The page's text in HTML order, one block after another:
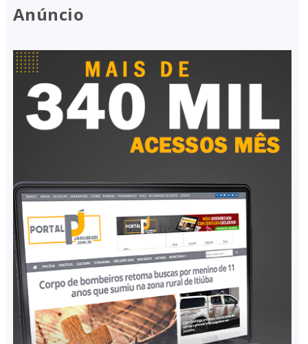
Anúncio